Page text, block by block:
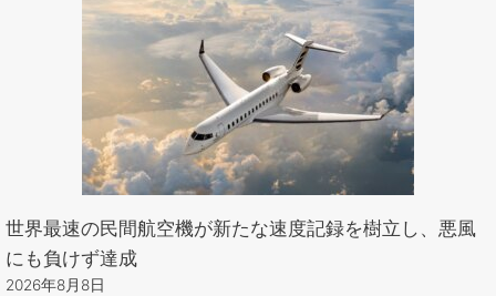
世界最速の民間航空機が新たな速度記録を樹立し、悪風
にも負けず達成
2026年8月8日